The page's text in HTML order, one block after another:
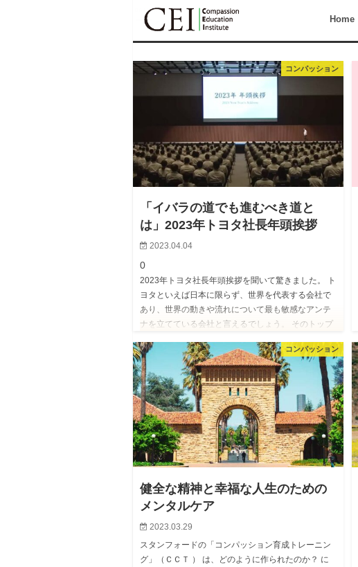
Home
コンパッション
コンパッション
「イバラの道でも進むべき道と
は」2023年トヨタ社長年頭挨拶
2023.04.04
0
2023年トヨタ社長年頭挨拶を聞いて驚きました。 ト
ヨタといえば日本に限らず、世界を代表する会社で
あり、世界の動きや流れについて最も敏感なアンテ
ナを立てている会社と言えるでしょう。 そのトップ
コンパッション
健全な精神と幸福な人生のための
メンタルケア
2023.03.29
スタンフォードの「コンパッション育成トレーニン
グ」（ＣＣＴ ） は、どのように作られたのか？ に